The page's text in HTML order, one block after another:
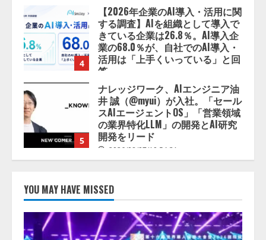
7
日
（火）
よ
り
エ
ン
ト
ー
付
開
2026/08/07/13:53:50
5
ナレッジワーク、AIエンジニア油
井 誠（@myui）が入社。「セール
スAIエージェントOS」「営業領域
の業界特化LLM」の開発とAI研究
開発をリード
1
【ドローン
AI】ドローン操縦を
AIがアドバイス「AIコーチ」をリ
リース
2026/08/09/01:53:44
ォーム「TAIZA」および新サービ
スに関する記者発表会を開催
2026/08/07/17:53:45
YOU MAY HAVE MISSED